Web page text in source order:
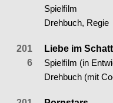
Spielﬁlm
Drehbuch, Regie
201
6
Liebe im
Spielﬁlm (in
Drehbuch (mit